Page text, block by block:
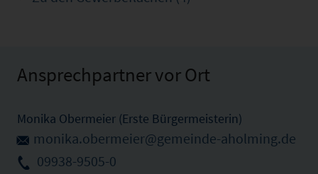
Ansprechpartner vor Ort
Monika Obermeier (Erste Bürgermeisterin)
monika.obermeier@gemeinde-aholming.de
09938-9505-0